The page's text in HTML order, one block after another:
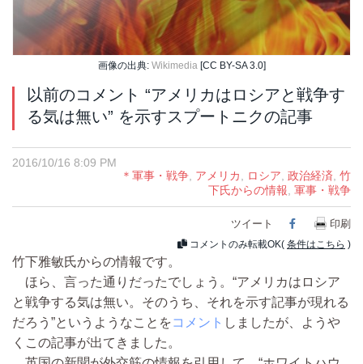
画像の出典: Wikimedia[CC BY-SA 3.0]
以前のコメント “アメリカはロシアと戦争す
る気は無い” を示すスプートニクの記事
2016/10/16 8:09 PM
＊軍事・戦争, アメリカ, ロシア, 政治経済, 竹
下氏からの情報, 軍事・戦争
ツイート Facebook
印刷
コメントのみ転載OK( 条件はこちら )
竹下雅敏氏からの情報です。
ほら、言った通りだったでしょう。“アメリカはロシア
と戦争する気は無い。そのうち、それを示す記事が現れる
だろう”というようなことをコメント しましたが、ようや
くこの記事が出てきました。